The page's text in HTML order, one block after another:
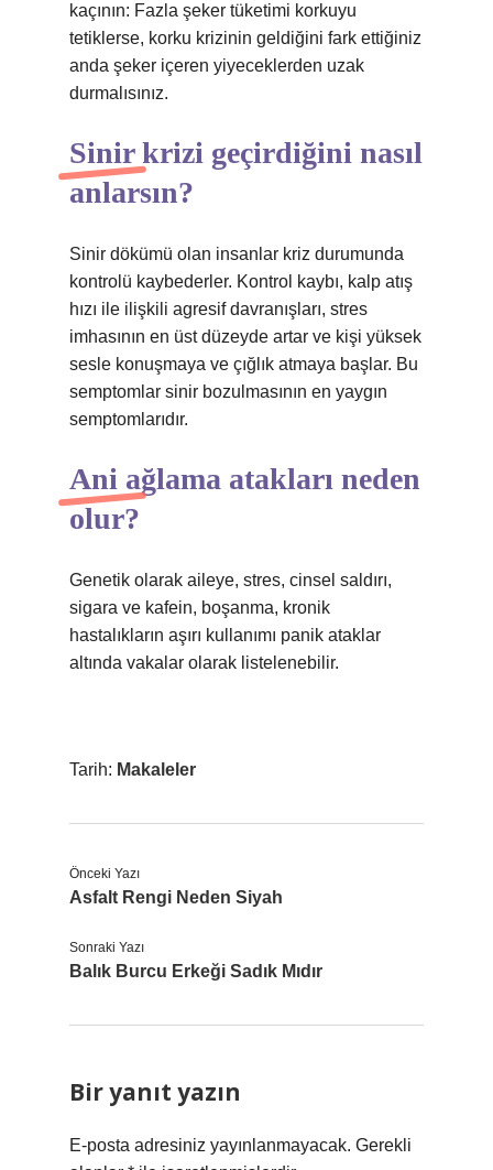
kaçının: Fazla şeker tüketimi korkuyu
tetiklerse, korku krizinin geldiğini fark ettiğiniz
anda şeker içeren yiyeceklerden uzak
durmalısınız.
Sinir krizi geçirdiğini nasıl
anlarsın?
Sinir dökümü olan insanlar kriz durumunda
kontrolü kaybederler. Kontrol kaybı, kalp atış
hızı ile ilişkili agresif davranışları, stres
imhasının en üst düzeyde artar ve kişi yüksek
sesle konuşmaya ve çığlık atmaya başlar. Bu
semptomlar sinir bozulmasının en yaygın
semptomlarıdır.
Ani ağlama atakları neden
olur?
Genetik olarak aileye, stres, cinsel saldırı,
sigara ve kafein, boşanma, kronik
hastalıkların aşırı kullanımı panik ataklar
altında vakalar olarak listelenebilir.
Tarih: Makaleler
Önceki Yazı
Asfalt Rengi Neden Siyah
Sonraki Yazı
Balık Burcu Erkeği Sadık Mıdır
Bir yanıt yazın
E-posta adresiniz yayınlanmayacak. Gerekli